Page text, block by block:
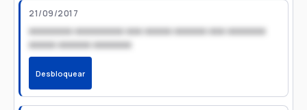
21/09/2017
xxxxxxxx xxxxxxxxx xxx xxxxx xxxxxx xxx xxxxxxx
xxxxx xxxxxx xxxxxxx
Desbloquear